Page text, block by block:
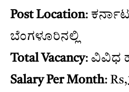
Post Location:
ಬೆಂಗಳೂರಿನಲ್ಲಿ
Total Vacancy: ವಿವಿಧ
Salary Per Month: